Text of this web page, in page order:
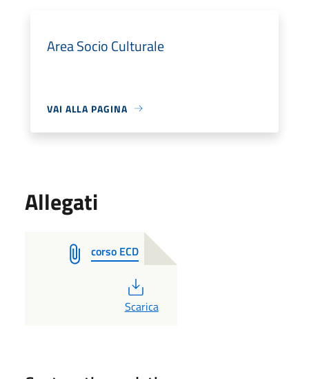
Area Socio Culturale
VAI ALLA PAGINA
Allegati
corso ECD
PDF
Scarica